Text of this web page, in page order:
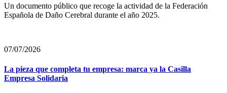
Un documento público que recoge la actividad de la Federación
Española de Daño Cerebral durante el año 2025.
07/07/2026
La pieza que completa tu empresa: marca ya la Casilla
Empresa Solidaria